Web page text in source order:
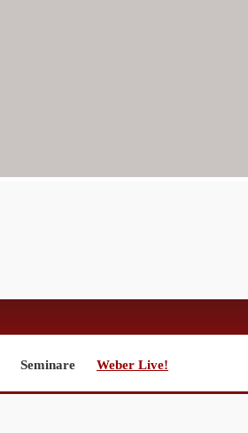
Seminare Weber Live!